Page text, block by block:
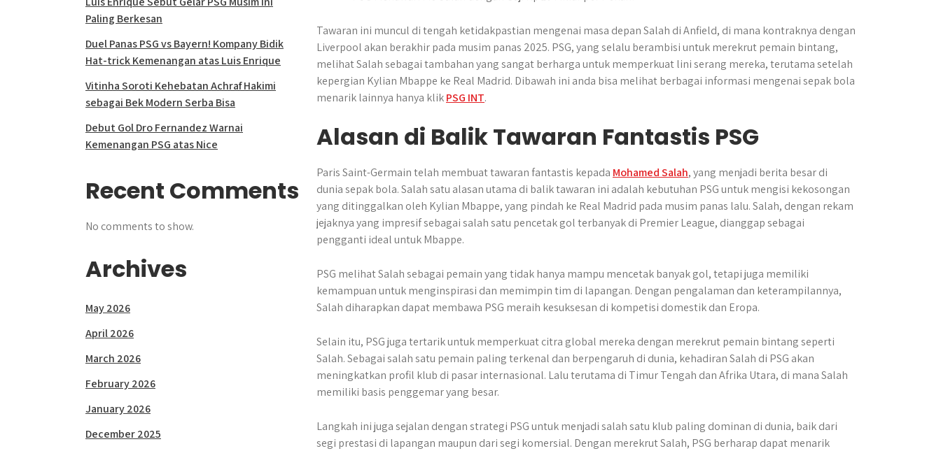
r
Tawaran ini muncul di tengah ketidakpastian mengenai masa depan Salah di Anfield, di mana kontraknya dengan
Liverpool akan berakhir pada musim panas 2025. PSG, yang selalu berambisi untuk merekrut pemain bintang,
melihat Salah sebagai tambahan yang sangat berharga untuk memperkuat lini serang mereka, terutama setelah
kepergian Kylian Mbappe ke Real Madrid. Dibawah ini anda bisa melihat berbagai informasi mengenai sepak bola
menarik lainnya hanya klikPSG INT.
Alasan di Balik Tawaran Fantastis PSG
Paris Saint-Germain telah membuat tawaran fantastis kepada Mohamed Salah, yang menjadi berita besar di
dunia sepak bola. Salah satu alasan utama di balik tawaran ini adalah kebutuhan PSG untuk mengisi kekosongan
yang ditinggalkan oleh Kylian Mbappe, yang pindah ke Real Madrid pada musim panas lalu. Salah, dengan rekam
jejaknya yang impresif sebagai salah satu pencetak gol terbanyak di Premier League, dianggap sebagai
pengganti ideal untuk Mbappe.
PSG melihat Salah sebagai pemain yang tidak hanya mampu mencetak banyak gol, tetapi juga memiliki
kemampuan untuk menginspirasi dan memimpin tim di lapangan. Dengan pengalaman dan keterampilannya,
Salah diharapkan dapat membawa PSG meraih kesuksesan di kompetisi domestik dan Eropa.
Selain itu, PSG juga tertarik untuk memperkuat citra global mereka dengan merekrut pemain bintang seperti
Salah. Sebagai salah satu pemain paling terkenal dan berpengaruh di dunia, kehadiran Salah di PSG akan
meningkatkan profil klub di pasar internasional. Lalu terutama di Timur Tengah dan Afrika Utara, di mana Salah
memiliki basis penggemar yang besar.
Langkah ini juga sejalan dengan strategi PSG untuk menjadi salah satu klub paling dominan di dunia, baik dari
segi prestasi di lapangan maupun dari segi komersial. Dengan merekrut Salah, PSG berharap dapat menarik
Paling Berkesan
Duel Panas PSG vs Bayern! Kompany Bidik
Hat-trick Kemenangan atas Luis Enrique
Vitinha Soroti Kehebatan Achraf Hakimi
sebagai Bek Modern Serba Bisa
Debut Gol Dro Fernandez Warnai
Kemenangan PSG atas Nice
Recent Comments
No comments to show.
Archives
May 2026
April 2026
March 2026
February 2026
January 2026
December 2025